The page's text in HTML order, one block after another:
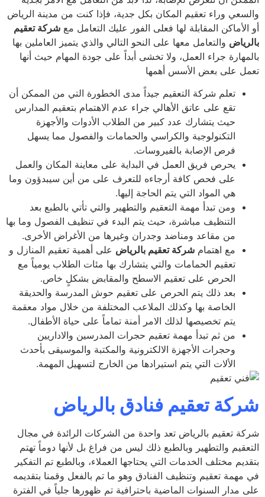
وراء تعقيم المكان بكل جدية، فإذا كنت من مدينة الرياض
المقابلة لها فعلى الفور عليك التعامل معشركة تعقيم
والتعامل معها على النحو التالي والذي يتميز العاملين بها
جراء العمل، ولا تخشى أبداً على جودة المهام حيث أنها
على بعض الأسس أهمها
تعلم شركة التعقيم جيداً مدى الخطورة التي من الممكن أن
تقع على عاتق الأهالي جراء عدم الاهتمام بتعقيم المدارس
حيث يتشارك عدد كبير من الطلاب الأدوات والأجهزة
التكنولوجية والكراسي والحمامات والفصول مما يسهل
فرص الإصابة بالفيروسات.
يحرص فريق العمل في البداية على معاينة المكان والعمل
على فحص كافة أرجاءه للتعرف على من أين سيبدؤون وما
هي المواد التي يتم الحاجة إليها.
ومن تبدأ مهمة التعقيم والتطهير والتي تأتي بالطبع بعد
التنظيف مباشرة، حيث يتم البدء في تنظيف الفصول وما بها
من مقاعد ومناضد وجدران وغيرها من الأغراض الأخرى.
مع اهتمامشركة تعقيم بالرياض على أهمية تعقيم المنازل و
تعقيم الحمامات والتي يتشارك بها مئات الطلاب يومياً مع
الحرص على تعقيم الاسطح والمقابض بشكلٍ خاص.
بعد ذلك يتم الحرص على تعقيم حوش المدرسة والحديقة
الخاصة بها وكذلك الملاعب المختلفة من خلال مواد معقمة
يتم تخصيصها لذلك الامر أمنة تماماً على حياة الأطفال.
من ثم تبدأ مهمة تعقيم حجرات المدرسين والاداريين
وحجرات الأجهزة الالكترونية والمكتبة والموسيقى بأحدث
الألات التي يتم استيرادها من الخارج لتسهيل المهمة.
تعقيم فنادق بالرياض
تعقيم بالرياض تعد واحدة من الشركات الرائدة في مجال
والتطهير وبالطبع ذلك ليس من فراغ بل لأنها دوماً تهتم
مختلف الخدمات التي يحتاجها العملاء، وبالطبع تم التفكير
تعقيم وتنظيف الفنادق وهو ما تم بالفعل وقمنا بتقديمه
مدار السنوات الماضية باحترافية تم ظهورها جلياً في الفترة